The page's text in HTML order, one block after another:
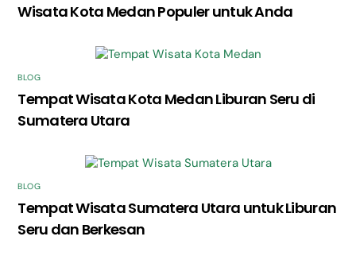
Wisata Kota Medan Populer untuk Anda
BLOG
Tempat Wisata Kota Medan Liburan Seru di
Sumatera Utara
BLOG
Tempat Wisata Sumatera Utara untuk Liburan
Seru dan Berkesan